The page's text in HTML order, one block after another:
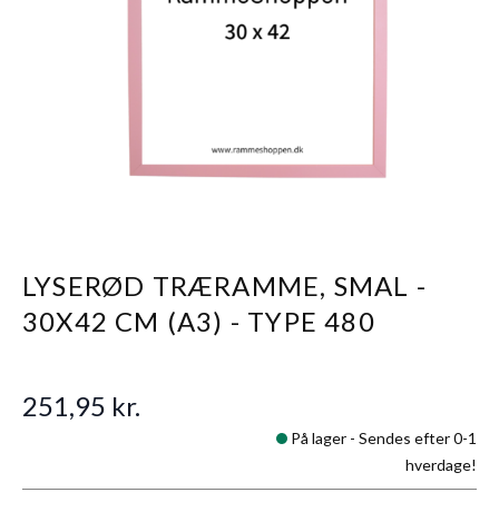
LYSERØD TRÆRAMME, SMAL -
30X42 CM (A3) - TYPE 480
251,95 kr.
På lager - Sendes efter 0-1
hverdage!